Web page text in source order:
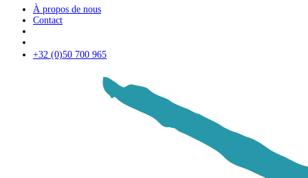
À propos de nous
Contact
+32 (0)50 700 965